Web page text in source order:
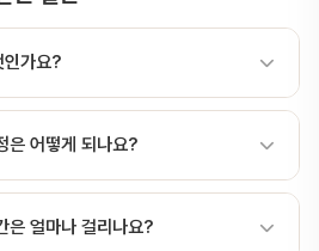
인가요?
, 신경치료로 해결되지 않는 치근단 병
로 발치한 후 처치한 다음 다시 원래 자
료입니다. 임플란트로 가기 전 자연치를
은 어떻게 되나요?
수립 → 시술 → 경과 관찰 순서로 진행
은 얼마나 걸리나요?